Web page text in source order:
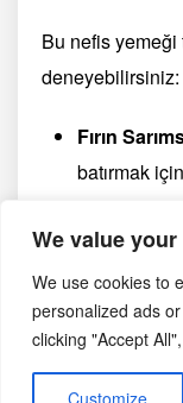
We value
We use cookies to
personalized ads
clicking "Accept
Customize
Bu nefis
deneyebilirsiniz:
Fırın
batırmak
ama lezzetli
Yoğurtlu
patlıcan